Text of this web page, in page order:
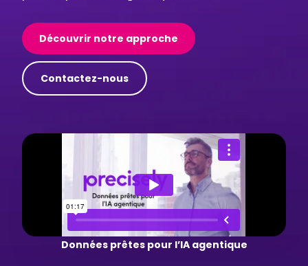
Découvrir notre approche
Contactez-nous
Données prêtes pour l’IA agentique